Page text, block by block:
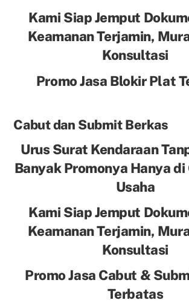
Kami Siap Jemput
Keamanan Terjamin,
Konsultasi
Promo Jasa Blokir Plat
Cabut dan Submit Berkas
Urus Surat Kendaraan
Banyak Promonya Hanya
Usaha
Kami Siap Jemput
Keamanan Terjamin,
Konsultasi
Promo Jasa Cabut &
Terbatas